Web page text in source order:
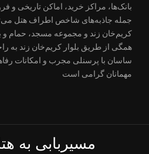
بانک‌ها، مراکز خرید، اماکن تاریخی و
جمله جاذبه‌های شاخص اطراف هتل
کریم‌خان زند و مجموعه مسجد، حمام و
همگی از طریق بلوار کریم‌خان زند به
ساسان با پرسنلی مجرب و امکانات
مهمانان گرامی است
مسیربابی به